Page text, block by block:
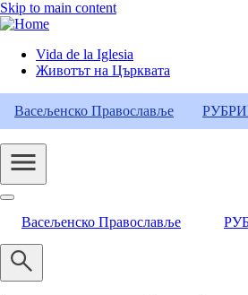
Skip to main content
Header
Category
Menu
Vida de la Iglesia
Животът на Църквата
Васељенско Православље
Васељенско Православље